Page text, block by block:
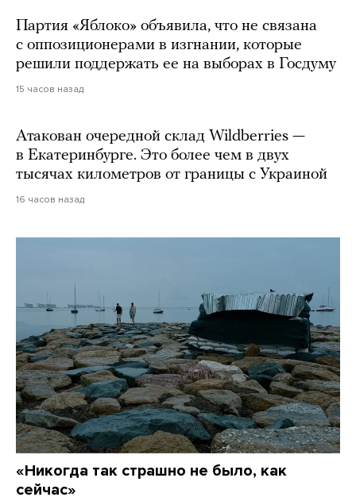
Партия «Яблоко» объявила, что не связана
с оппозиционерами в изгнании, которые
решили поддержать ее на выборах в Госдуму
15 часов назад
Атакован очередной склад Wildberries —
в Екатеринбурге. Это более чем в двух
тысячах километров от границы с Украиной
16 часов назад
«Никогда так страшно не было, как
сейчас»